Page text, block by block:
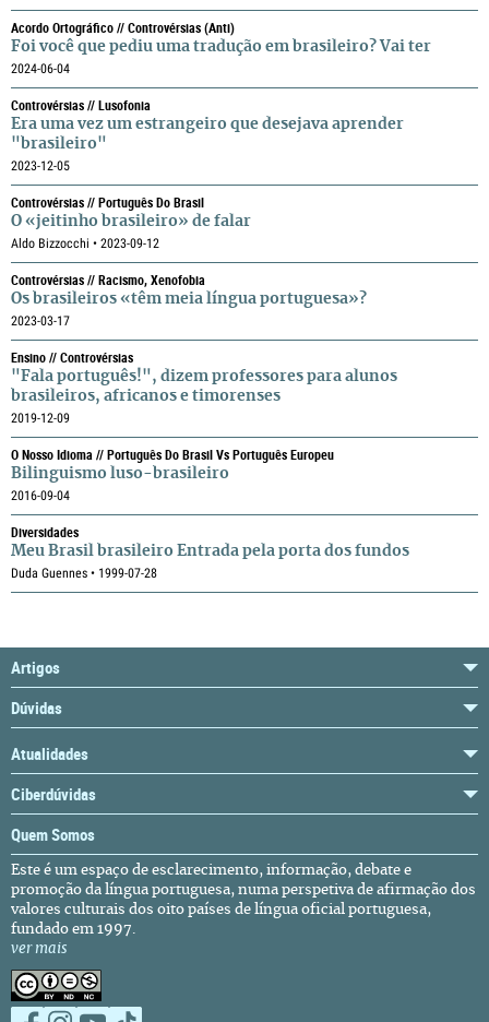
Acordo Ortográfico // Controvérsias (anti)
Foi você que pediu uma tradução em brasileiro? Vai ter
2024-06-04
Controvérsias // Lusofonia
Era uma vez um estrangeiro que desejava aprender
"brasileiro"
2023-12-05
Controvérsias // Português Do Brasil
O «jeitinho brasileiro» de falar
Aldo Bizzocchi • 2023-09-12
Controvérsias // Racismo, Xenofobia
Os brasileiros «têm meia língua portuguesa»?
2023-03-17
Ensino // Controvérsias
"Fala português!", dizem professores para alunos
brasileiros, africanos e timorenses
2019-12-09
O Nosso Idioma // Português Do Brasil Vs Português Europeu
Bilinguismo luso-brasileiro
2016-09-04
Diversidades
Meu Brasil brasileiro Entrada pela porta dos fundos
Duda Guennes • 1999-07-28
Artigos
Dúvidas
Atualidades
Ciberdúvidas
Quem Somos
Este é um espaço de esclarecimento, informação, debate e
promoção da língua portuguesa, numa perspetiva de afirmação dos
valores culturais dos oito países de língua oficial portuguesa,
fundado em 1997.
ver mais